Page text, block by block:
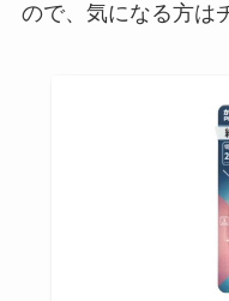
ので、気になる方は